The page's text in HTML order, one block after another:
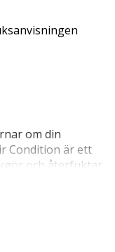
om din
Condition är ett
och återfuktar
funktionella
bygga upp hårets
och hårbotten.